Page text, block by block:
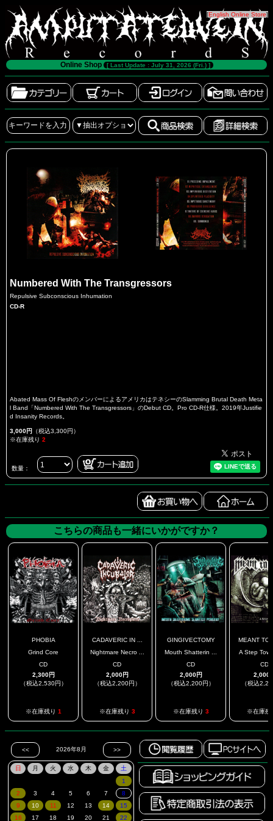
[English Online Store]
Online Shop [ Last Update : July 31, 2026 (Fri.) ]
Numbered With The Transgressors
Repulsive Subconscious Inhumation
CD-R
Abated Mass Of FleshのメンバーによるアメリカはテネシーのSlamming Brutal Death Meta
l Band「Numbered With The Transgressors」のDebut CD。Pro CD-R仕様。2019年Justifie
d Insanity Records。
3,000円 （税込3,300円）
※在庫残り 2
数量：
こちらの商品も一緒にいかがですか？
PHOBIA
Grind Core
CD
2,300円
（税込2,530円）
※在庫残り 1
CADAVERIC IN ...
Nightmare Necro ...
CD
2,000円
（税込2,200円）
※在庫残り 3
GINGIVECTOMY
Mouth Shatterin ...
CD
2,000円
（税込2,200円）
※在庫残り 3
MEANT TO
A Step
CD
2,000
（税込
※在庫残